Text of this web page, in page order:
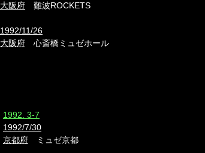
大阪府 難波ROCKETS
1992/11/26
大阪府 心斎橋ミュゼホール
​1992. 3-7
1992/7/30
京都府 ミュゼ京都